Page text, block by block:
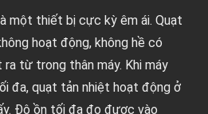
một thiết bị cực kỳ êm ái. Quạt
hoạt động, không hề có
từ trong thân máy. Khi máy
đa, quạt tản nhiệt hoạt động ở
Độ ồn tối đa đo được vào